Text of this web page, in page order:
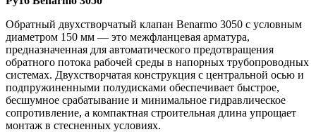
Обратный двухстворчатый клапан Benarmo 3050 с условным
диаметром 150 мм — это межфланцевая арматура,
предназначенная для автоматического предотвращения
обратного потока рабочей среды в напорных трубопроводных
системах. Двухстворчатая конструкция с центральной осью и
подпружиненными полудисками обеспечивает быстрое,
бесшумное срабатывание и минимальное гидравлическое
сопротивление, а компактная строительная длина упрощает
монтаж в стесненных условиях.